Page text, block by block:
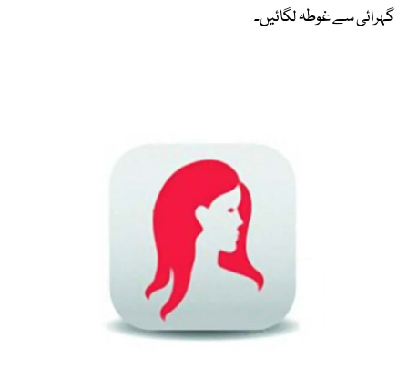
گہرائی سے غوطہ لگائیں۔